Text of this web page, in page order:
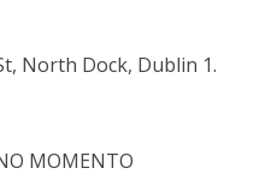
North Dock, Dublin 1.
MOMENTO